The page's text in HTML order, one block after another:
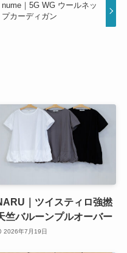
nume｜5G WG ウールネッ
プカーディガン
｜ツイスティロ強撚
竺バルーンプルオーバー
2026年7月19日